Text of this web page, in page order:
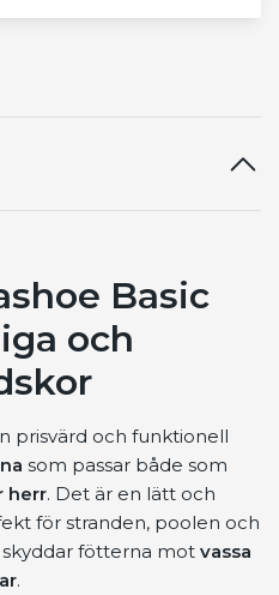
Basic
och
prisvärd och funktionell
som passar både som
herr. Det är en lätt och
för stranden, poolen och
fötterna mot vassa
.